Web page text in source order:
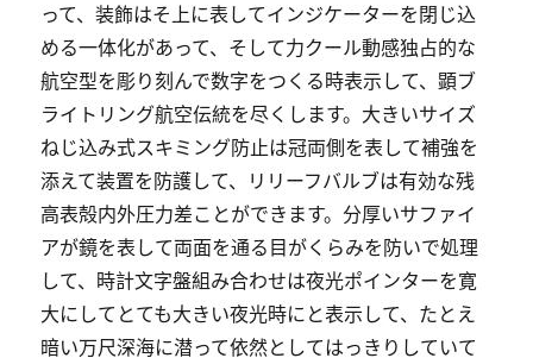
って、装飾はそ上に表してインジケーターを閉じ込
める一体化があって、そして力クール動感独占的な
航空型を彫り刻んで数字をつくる時表示して、顕ブ
ライトリング航空伝統を尽くします。大きいサイズ
ねじ込み式スキミング防止は冠両側を表して補強を
添えて装置を防護して、リリーフバルブは有効な残
高表殻内外圧力差ことができます。分厚いサファイ
アが鏡を表して両面を通る目がくらみを防いで処理
して、時計文字盤組み合わせは夜光ポインターを寛
大にしてとても大きい夜光時にと表示して、たとえ
暗い万尺深海に潜って依然としてはっきりしていて